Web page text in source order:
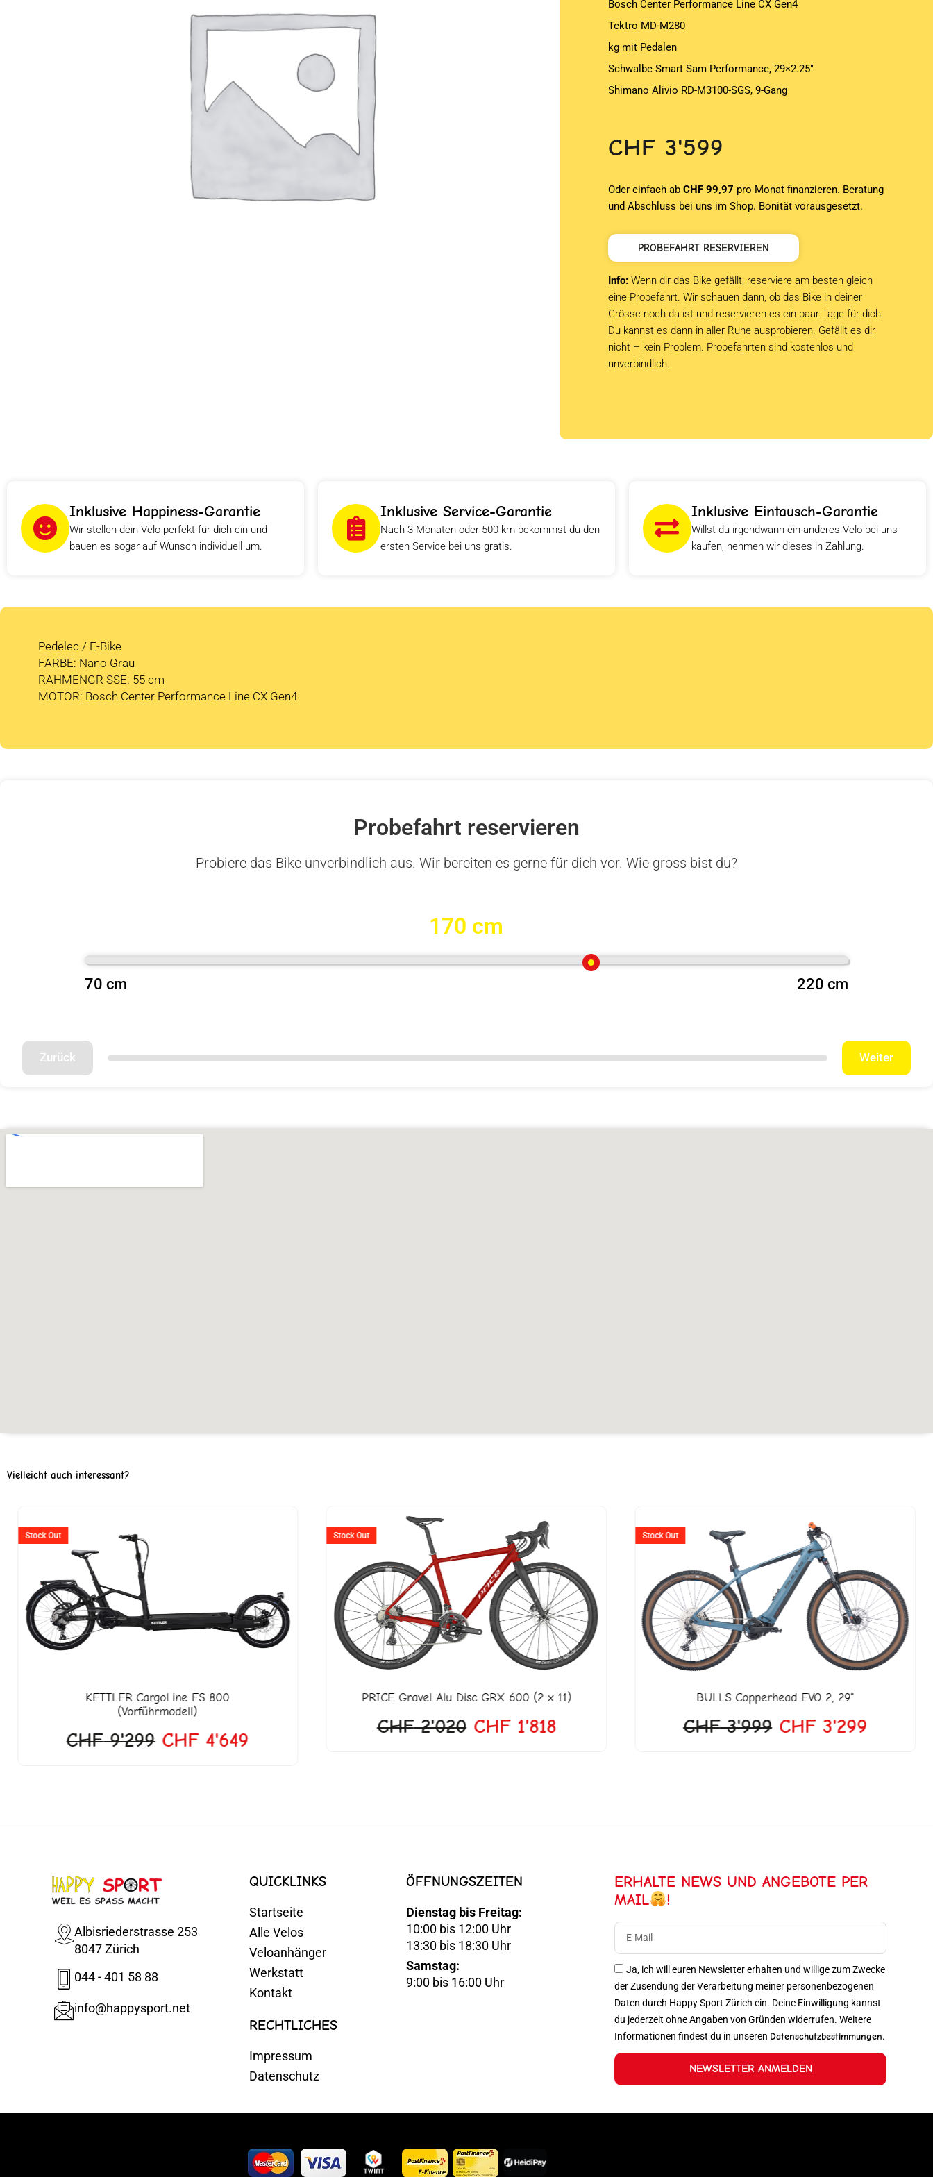
Bosch Center Performance Line CX Gen4
Tektro MD-M280
kg mit Pedalen
Schwalbe Smart Sam Performance, 29×2.25″
Shimano Alivio RD-M3100-SGS, 9-Gang
CHF 3'599
Oder einfach abCHF 99,97 pro Monat finanzieren. Beratung
und Abschluss bei uns im Shop. Bonität vorausgesetzt.
PROBEFAHRT RESERVIEREN
Info: Wenn dir das Bike gefällt, reserviere am besten gleich
eine Probefahrt. Wir schauen dann, ob das Bike in deiner
Grösse noch da ist und reservieren es ein paar Tage für dich.
Du kannst es dann in aller Ruhe ausprobieren. Gefällt es dir
nicht – kein Problem. Probefahrten sind kostenlos und
unverbindlich.
Inklusive Happiness-Garantie
Wir stellen dein Velo perfekt für dich ein und
bauen es sogar auf Wunsch individuell um.
Inklusive Service-Garantie
Nach 3 Monaten oder 500 km bekommst du den
ersten Service bei uns gratis.
Inklusive Eintausch-Garantie
Willst du irgendwann ein anderes Velo bei uns
kaufen, nehmen wir dieses in Zahlung.
Pedelec / E-Bike
FARBE: Nano Grau
RAHMENGR SSE: 55 cm
MOTOR: Bosch Center Performance Line CX Gen4
Probefahrt reservieren
Probiere das Bike unverbindlich aus. Wir bereiten es gerne für dich vor. Wie gross bist du?
170 cm
70 cm 220 cm
Zurück Weiter
Vielleicht auch interessant?
Stock Out
KETTLERCargoLine FS 800
(Vorführmodell)
CHF9'299
CHF 9'299
CHF4'649
CHF 4'649.
Stock Out
PRICEGravel Alu Disc GRX 600 (2 x 11)
CHF2'020
Preis
war:
CHF 2'020
CHF1'818
ist:
CHF 1'818.
Stock Out
BULLSCopperhead EVO 2, 29"
CHF3'999
Preis
war:
CHF 3'999
CHF3'299
ist:
CHF
Albisriederstrasse 253
8047 Zürich
044 - 401 58 88
info@happysport.net
QUICKLINKS
Startseite
Alle Velos
Veloanhänger
Werkstatt
Kontakt
RECHTLICHES
Impressum
Datenschutz
ÖFFNUNGSZEITEN
Dienstag bis Freitag:
10:00 bis 12:00 Uhr
13:30 bis 18:30 Uhr
Samstag:
9:00 bis 16:00 Uhr
ERHALTE NEWS UND ANGEBOTE PER
MAIL
!
Ja, ich will euren Newsletter erhalten und willige zum Zwecke
der Zusendung der Verarbeitung meiner personenbezogenen
Daten durch Happy Sport Zürich ein. Deine Einwilligung kannst
du jederzeit ohne Angaben von Gründen widerrufen. Weitere
Informationen findest du in unseren Datenschutzbestimmungen.
NEWSLETTER ANMELDEN